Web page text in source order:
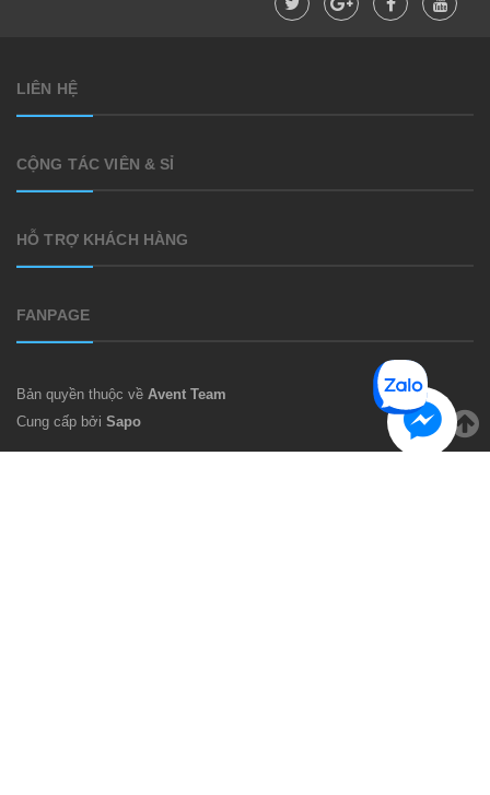
LIÊN HỆ
CỘNG TÁC VIÊN & SỈ
HỖ TRỢ KHÁCH HÀNG
FANPAGE
Bản quyền thuộc về Avent Team
Cung cấp bởi Sapo